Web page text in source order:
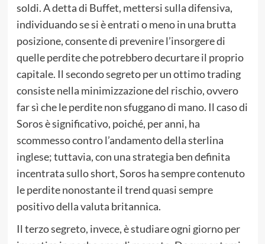
soldi. A detta di Buffet, mettersi sulla difensiva,
individuando se si è entrati o meno in una brutta
posizione, consente di prevenire l’insorgere di
quelle perdite che potrebbero decurtare il proprio
capitale. Il secondo segreto per un ottimo trading
consiste nella minimizzazione del rischio, ovvero
far sì che le perdite non sfuggano di mano. Il caso di
Soros è significativo, poiché, per anni, ha
scommesso contro l’andamento della sterlina
inglese; tuttavia, con una strategia ben definita
incentrata sullo short, Soros ha sempre contenuto
le perdite nonostante il trend quasi sempre
positivo della valuta britannica.
Il terzo segreto, invece, è studiare ogni giorno per